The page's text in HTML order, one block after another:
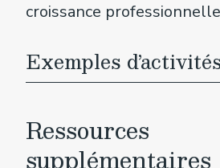
croissance
Exemples
Ressources
supplémentaires